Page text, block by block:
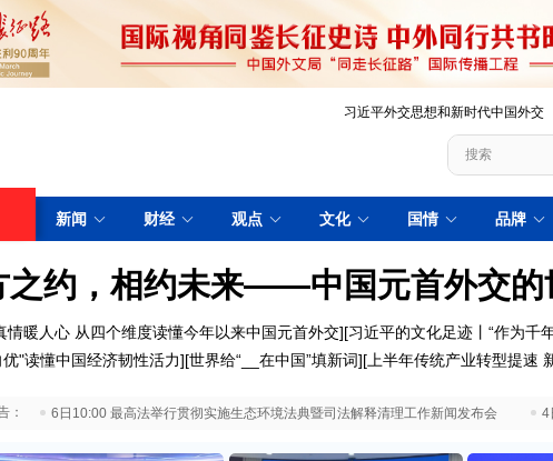
习近平外交思想和新时代中国外交
新闻 财经 观点 文化 国情 品牌
之约，相约未来——中国元首外交的
情暖人心 从四个维度读懂今年以来中国元首外交][习近平的文化足迹丨“作为千
"读懂中国经济韧性活力][世界给“__在中国”填新词][ 上半年传统产业转型提速
6日10:00 最高法举行贯彻实施生态环境法典暨司法解释清理工作新闻发布会 4